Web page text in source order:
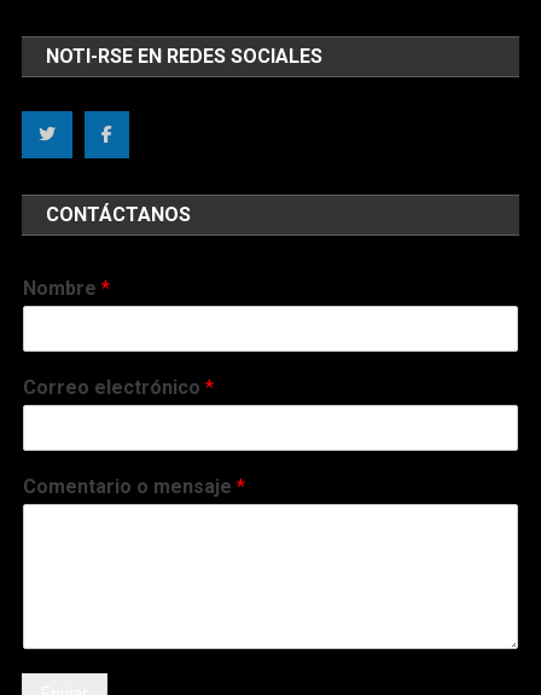
NOTI-RSE EN REDES SOCIALES
CONTÁCTANOS
Nombre*
Correo electrónico*
Comentario o mensaje*